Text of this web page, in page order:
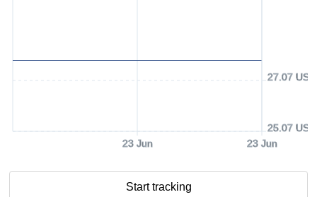
23 Jun 23 Jun
25.07 USD
27.07 USD
Start tracking